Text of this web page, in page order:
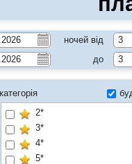
ночей від
3
до 3
категорія
2*
3*
4*
5*